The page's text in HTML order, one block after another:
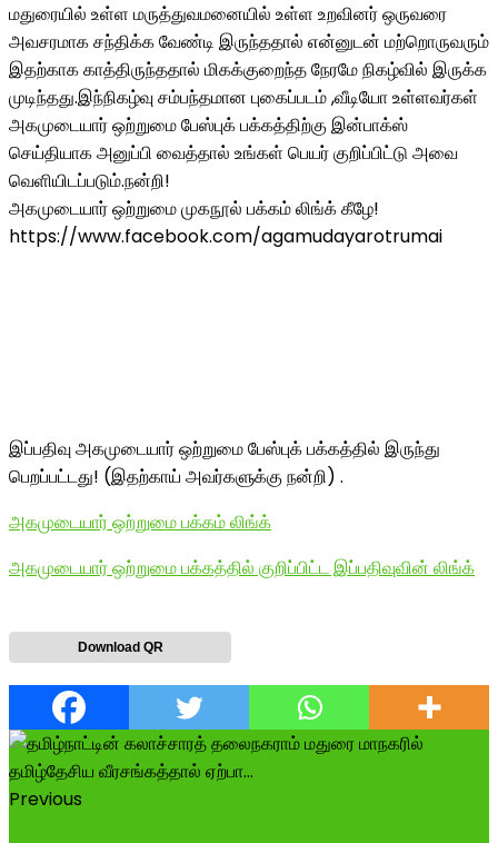
மதுரையில் உள்ள மருத்துவமனையில் உள்ள உறவினர் ஒருவரை
அவசரமாக சந்திக்க வேண்டி இருந்ததால் என்னுடன் மற்றொருவரும்
இதற்காக காத்திருந்ததால் மிகக்குறைந்த நேரமே நிகழ்வில் இருக்க
முடிந்தது.இந்நிகழ்வு சம்பந்தமான புகைப்படம் ,வீடியோ உள்ளவர்கள்
அகமுடையார் ஒற்றுமை பேஸ்புக் பக்கத்திற்கு இன்பாக்ஸ்
செய்தியாக அனுப்பி வைத்தால் உங்கள் பெயர் குறிப்பிட்டு அவை
வெளியிடப்படும்.நன்றி!
அகமுடையார் ஒற்றுமை முகநூல் பக்கம் லிங்க் கீழே!
https://www.facebook.com/agamudayarotrumai
இப்பதிவு அகமுடையார் ஒற்றுமை பேஸ்புக் பக்கத்தில் இருந்து
பெறப்பட்டது! (இதற்காய் அவர்களுக்கு நன்றி) .
அகமுடையார் ஒற்றுமை பக்கம் லிங்க்
அகமுடையார் ஒற்றுமை பக்கத்தில் குறிப்பிட்ட இப்பதிவுவின் லிங்க்
Download QR
Previous